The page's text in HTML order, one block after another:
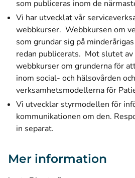
som publiceras inom de
Vi har utvecklat vår
webbkurser. Webbkursen om
som grundar sig på
redan publicerats. Mot slutet av
webbkurser om grunderna för
inom social- och hälsovården
verksamhetsmodellerna för
Vi utvecklar styrmodellen för
kommunikationen om den.
in separat.
Mer information